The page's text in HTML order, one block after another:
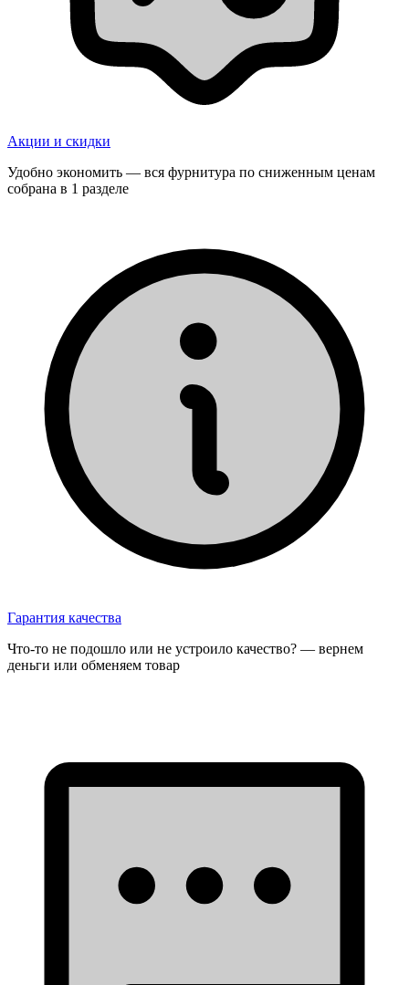
Акции и скидки
Удобно экономить — вся фурнитура по сниженным ценам
собрана в 1 разделе
Гарантия качества
Что-то не подошло или не устроило качество? — вернем
деньги или обменяем товар